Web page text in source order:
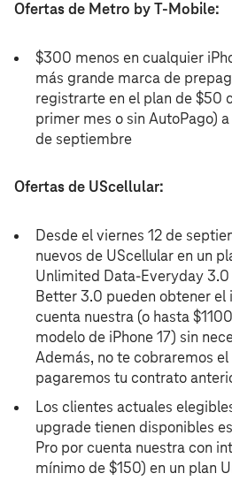
Ofertas de Metro by T‑Mobile:
$300 menos en cualquier
más grande marca de
registrarte en el plan de $50
primer mes o sin AutoPago)
de septiembre
Ofertas de UScellular:
Desde el viernes 12 de
nuevos de UScellular en un
Unlimited Data-Everyday
Better 3.0 pueden obtener el
cuenta nuestra (o hasta
modelo de iPhone 17) sin
Además, no te cobraremos
pagaremos tu contrato
Los clientes actuales
upgrade tienen disponibles
Pro por cuenta nuestra con
mínimo de $150) en un plan